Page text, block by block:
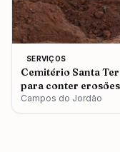
SERVIÇOS
Cemitério Santa
para conter
Campos do Jordão